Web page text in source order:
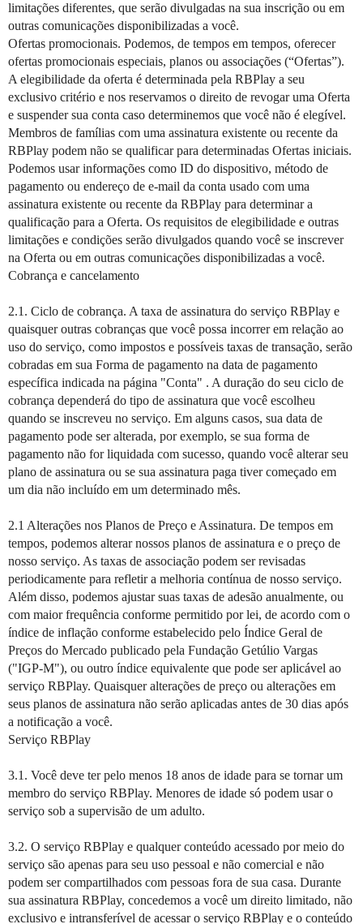
limitações diferentes, que serão divulgadas na sua inscrição ou em
outras comunicações disponibilizadas a você.
Ofertas promocionais. Podemos, de tempos em tempos, oferecer
ofertas promocionais especiais, planos ou associações (“Ofertas”).
A elegibilidade da oferta é determinada pela RBPlay a seu
exclusivo critério e nos reservamos o direito de revogar uma Oferta
e suspender sua conta caso determinemos que você não é elegível.
Membros de famílias com uma assinatura existente ou recente da
RBPlay podem não se qualificar para determinadas Ofertas iniciais.
Podemos usar informações como ID do dispositivo, método de
pagamento ou endereço de e-mail da conta usado com uma
assinatura existente ou recente da RBPlay para determinar a
qualificação para a Oferta. Os requisitos de elegibilidade e outras
limitações e condições serão divulgados quando você se inscrever
na Oferta ou em outras comunicações disponibilizadas a você.
Cobrança e cancelamento
2.1. Ciclo de cobrança. A taxa de assinatura do serviço RBPlay e
quaisquer outras cobranças que você possa incorrer em relação ao
uso do serviço, como impostos e possíveis taxas de transação, serão
cobradas em sua Forma de pagamento na data de pagamento
específica indicada na página "Conta" . A duração do seu ciclo de
cobrança dependerá do tipo de assinatura que você escolheu
quando se inscreveu no serviço. Em alguns casos, sua data de
pagamento pode ser alterada, por exemplo, se sua forma de
pagamento não for liquidada com sucesso, quando você alterar seu
plano de assinatura ou se sua assinatura paga tiver começado em
um dia não incluído em um determinado mês.
2.1 Alterações nos Planos de Preço e Assinatura. De tempos em
tempos, podemos alterar nossos planos de assinatura e o preço de
nosso serviço. As taxas de associação podem ser revisadas
periodicamente para refletir a melhoria contínua de nosso serviço.
Além disso, podemos ajustar suas taxas de adesão anualmente, ou
com maior frequência conforme permitido por lei, de acordo com o
índice de inflação conforme estabelecido pelo Índice Geral de
Preços do Mercado publicado pela Fundação Getúlio Vargas
("IGP-M"), ou outro índice equivalente que pode ser aplicável ao
serviço RBPlay. Quaisquer alterações de preço ou alterações em
seus planos de assinatura não serão aplicadas antes de 30 dias após
a notificação a você.
Serviço RBPlay
3.1. Você deve ter pelo menos 18 anos de idade para se tornar um
membro do serviço RBPlay. Menores de idade só podem usar o
serviço sob a supervisão de um adulto.
3.2. O serviço RBPlay e qualquer conteúdo acessado por meio do
serviço são apenas para seu uso pessoal e não comercial e não
podem ser compartilhados com pessoas fora de sua casa. Durante
sua assinatura RBPlay, concedemos a você um direito limitado, não
exclusivo e intransferível de acessar o serviço RBPlay e o conteúdo